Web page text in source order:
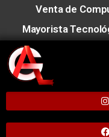
Venta de
Mayorista